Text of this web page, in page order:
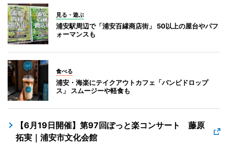
見る・遊ぶ
浦安駅周辺で「浦安百縁商店街」 50以上の屋台やパフ
ォーマンスも
食べる
浦安・海楽にテイクアウトカフェ「バンビドロップ
ス」 スムージーや軽食も
【6月19日開催】第97回ぽっと楽コンサート 藤原
拓実｜浦安市文化会館